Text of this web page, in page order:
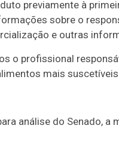
previamente à
sobre o
e outras
o profissional
mais
análise do Senado, a